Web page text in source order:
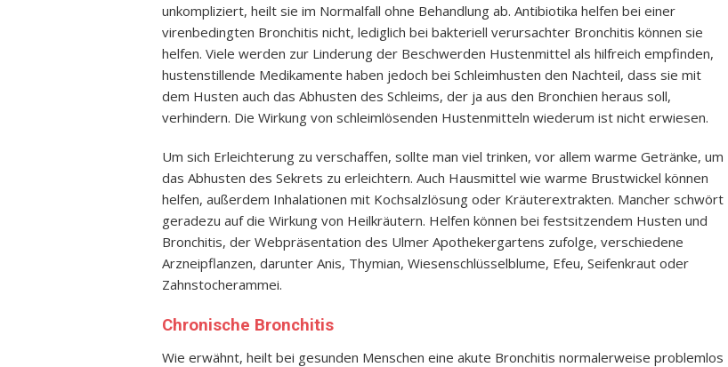
unkompliziert, heilt sie im Normalfall ohne Behandlung ab. Antibiotika helfen bei einer
virenbedingten Bronchitis nicht, lediglich bei bakteriell verursachter Bronchitis können sie
helfen. Viele werden zur Linderung der Beschwerden Hustenmittel als hilfreich empfinden,
hustenstillende Medikamente haben jedoch bei Schleimhusten den Nachteil, dass sie mit
dem Husten auch das Abhusten des Schleims, der ja aus den Bronchien heraus soll,
verhindern. Die Wirkung von schleimlösenden Hustenmitteln wiederum ist nicht erwiesen.
Um sich Erleichterung zu verschaffen, sollte man viel trinken, vor allem warme Getränke, um
das Abhusten des Sekrets zu erleichtern. Auch Hausmittel wie warme Brustwickel können
helfen, außerdem Inhalationen mit Kochsalzlösung oder Kräuterextrakten. Mancher schwört
geradezu auf die Wirkung von Heilkräutern. Helfen können bei festsitzendem Husten und
Bronchitis, der Webpräsentation des Ulmer Apothekergartens zufolge, verschiedene
Arzneipflanzen, darunter Anis, Thymian, Wiesenschlüsselblume, Efeu, Seifenkraut oder
Zahnstocherammei.
Chronische Bronchitis
Wie erwähnt, heilt bei gesunden Menschen eine akute Bronchitis normalerweise problemlos